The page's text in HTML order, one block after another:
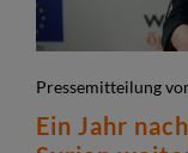
Pressemitteilung
Ein Jahr